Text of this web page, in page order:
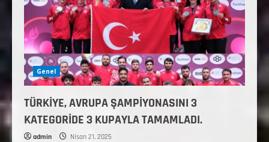
Genel
TÜRKİYE, AVRUPA ŞAMPİYONASINI 3
KATEGORİDE 3 KUPAYLA TAMAMLADI.
admin Nisan 21, 2025